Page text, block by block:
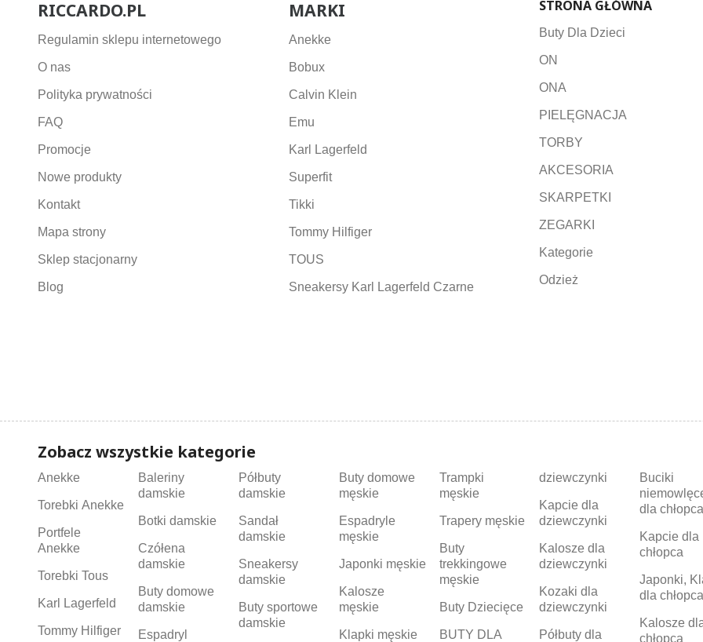
RICCARDO.PL
Regulamin sklepu internetowego
O nas
Polityka prywatności
FAQ
Promocje
Nowe produkty
Kontakt
Mapa strony
Sklep stacjonarny
Blog
MARKI
Anekke
Bobux
Calvin Klein
Emu
Karl Lagerfeld
Superfit
Tikki
Tommy Hilfiger
TOUS
Sneakersy Karl Lagerfeld Czarne
STRONA GŁÓWNA
Buty Dla Dzieci
ON
ONA
PIELĘGNACJA
TORBY
AKCESORIA
SKARPETKI
ZEGARKI
Kategorie
Odzież
Zobacz wszystkie kategorie
Anekke
Torebki Anekke
Portfele
Anekke
Torebki Tous
Karl Lagerfeld
Tommy Hilfiger
Baleriny
damskie
Botki damskie
Czółena
damskie
Buty domowe
damskie
Espadryl
Półbuty
damskie
Sandał
damskie
Sneakersy
damskie
Buty sportowe
damskie
Buty domowe
męskie
Espadryle
męskie
Japonki męskie
Kalosze
męskie
Klapki męskie
Trampki
męskie
Trapery męskie
Buty
trekkingowe
męskie
Buty Dziecięce
BUTY DLA
dziewczynki
Kapcie dla
dziewczynki
Kalosze dla
dziewczynki
Kozaki dla
dziewczynki
Półbuty dla
Buciki
dla chłopca
Kapcie dla
chłopca
Japonki,
dla chłopca
Kalosze
chłopca